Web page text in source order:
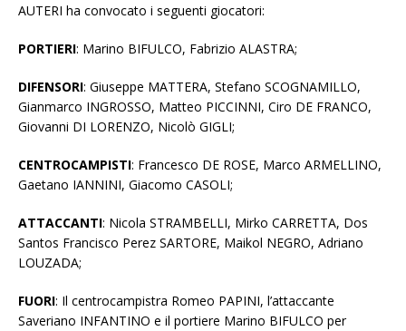
AUTERI ha convocato i seguenti giocatori:
PORTIERI: Marino BIFULCO, Fabrizio ALASTRA;
DIFENSORI: Giuseppe MATTERA, Stefano SCOGNAMILLO,
Gianmarco INGROSSO, Matteo PICCINNI, Ciro DE FRANCO,
Giovanni DI LORENZO, Nicolò GIGLI;
CENTROCAMPISTI: Francesco DE ROSE, Marco ARMELLINO,
Gaetano IANNINI, Giacomo CASOLI;
ATTACCANTI: Nicola STRAMBELLI, Mirko CARRETTA, Dos
Santos Francisco Perez SARTORE, Maikol NEGRO, Adriano
LOUZADA;
FUORI: Il centrocampistra Romeo PAPINI, l’attaccante
Saveriano INFANTINO e il portiere Marino BIFULCO per